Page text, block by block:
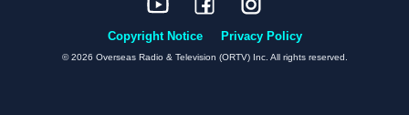
Copyright Notice Privacy Policy
© 2026 Overseas Radio & Television (ORTV) Inc. All rights reserved.